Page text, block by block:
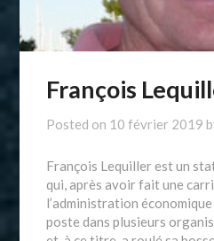
François
Posted on 10 février 2019
François Lequiller est un
qui, après avoir fait une
l’administration
poste dans plusieurs